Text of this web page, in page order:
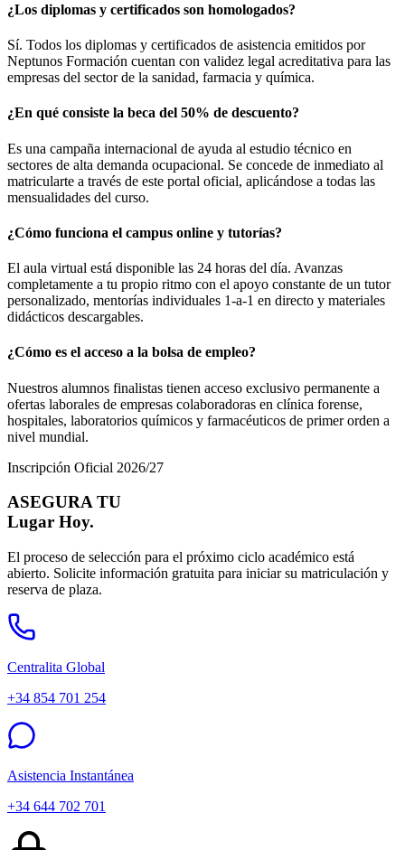
¿Los diplomas y certificados son homologados?
Sí. Todos los diplomas y certificados de asistencia emitidos por
Neptunos Formación cuentan con validez legal acreditativa para las
empresas del sector de la sanidad, farmacia y química.
¿En qué consiste la beca del 50% de descuento?
Es una campaña internacional de ayuda al estudio técnico en
sectores de alta demanda ocupacional. Se concede de inmediato al
matricularte a través de este portal oficial, aplicándose a todas las
mensualidades del curso.
¿Cómo funciona el campus online y tutorías?
El aula virtual está disponible las 24 horas del día. Avanzas
completamente a tu propio ritmo con el apoyo constante de un tutor
personalizado, mentorías individuales 1-a-1 en directo y materiales
didácticos descargables.
¿Cómo es el acceso a la bolsa de empleo?
Nuestros alumnos finalistas tienen acceso exclusivo permanente a
ofertas laborales de empresas colaboradoras en clínica forense,
hospitales, laboratorios químicos y farmacéuticos de primer orden a
nivel mundial.
Inscripción Oficial 2026/27
ASEGURA TU
Lugar Hoy.
El proceso de selección para el próximo ciclo académico está
abierto. Solicite información gratuita para iniciar su matriculación y
reserva de plaza.
Centralita Global
+34 854 701 254
Asistencia Instantánea
+34 644 702 701